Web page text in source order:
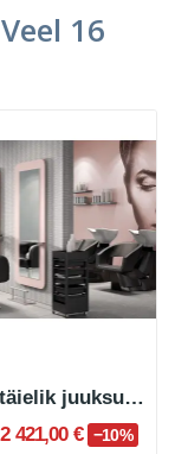
16
GRIZA täielik juuksurikomplekt
2 421,00 € −10%